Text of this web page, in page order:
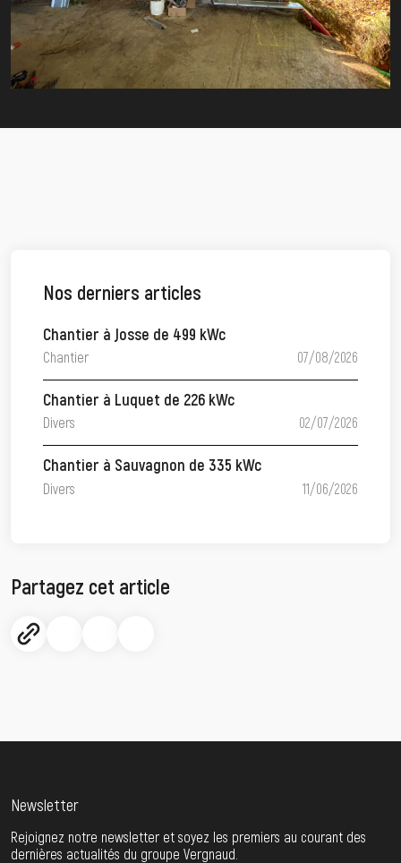
Nos derniers articles
Chantier à Josse de 499 kWc
Chantier 07/08/2026
Chantier à Luquet de 226 kWc
Divers 02/07/2026
Chantier à Sauvagnon de 335 kWc
Divers 11/06/2026
Partagez cet article
Newsletter
Rejoignez notre newsletter et soyez les premiers au courant des
dernières actualités du groupe Vergnaud.